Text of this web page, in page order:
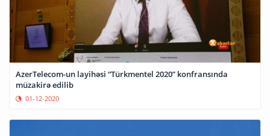
AzerTelecom-un layihəsi “Türkmentel 2020” konfransında
müzakirə edilib
01-12-2020